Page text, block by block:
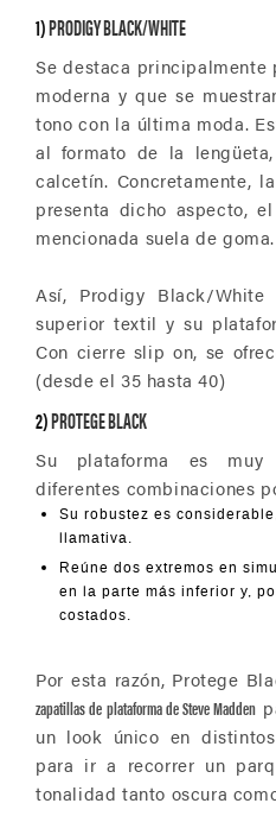
1)PRODIGY BLACK/WHITE
Se destaca principalmente
moderna y que se
tono con la última moda.
al formato de la
calcetín. Concretamente,
presenta dicho aspecto,
mencionada suela de goma.
Así, Prodigy Black/
superior textil y su
Con cierre slip on, se
(desde el 35 hasta 40)
2)PROTEGE BLACK
Su plataforma es muy
diferentes combinaciones
Su robustez es
llamativa.
Reúne dos extremos en
en la parte más inferior y,
costados.
Por esta razón, Protege
zapatillas de plataforma de Steve Madden
un look único en
para ir a recorrer un
tonalidad tanto oscura